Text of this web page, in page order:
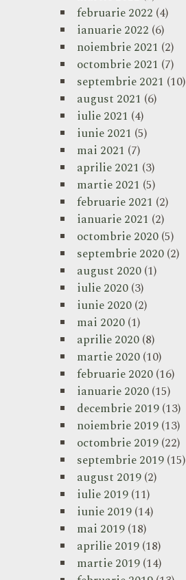
februarie 2022 (4)
ianuarie 2022 (6)
noiembrie 2021 (2)
octombrie 2021 (7)
septembrie 2021 (10)
august 2021 (6)
iulie 2021 (4)
iunie 2021 (5)
mai 2021 (7)
aprilie 2021 (3)
martie 2021 (5)
februarie 2021 (2)
ianuarie 2021 (2)
octombrie 2020(5)
septembrie 2020(2)
august 2020(1)
iulie 2020(3)
iunie 2020(2)
mai 2020(1)
aprilie 2020(8)
martie 2020(10)
februarie 2020(16)
ianuarie 2020(15)
decembrie 2019(13)
noiembrie 2019(13)
octombrie 2019(22)
septembrie 2019(15)
august 2019(2)
iulie 2019(11)
iunie 2019(14)
mai 2019(18)
aprilie 2019(18)
martie 2019(14)